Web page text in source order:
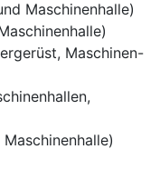
Maschinenhalle)
Maschinen-